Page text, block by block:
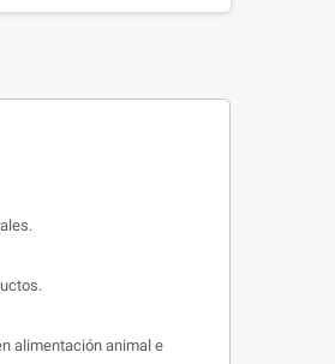
alimentación animal e